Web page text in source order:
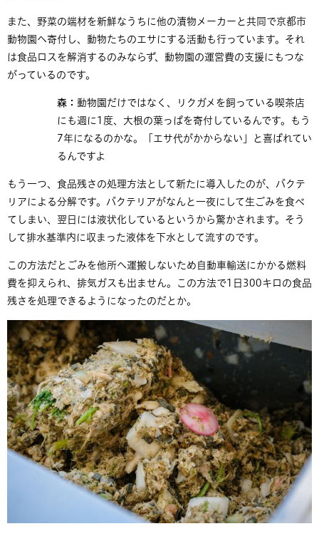
また、野菜の端材を新鮮なうちに他の漬物メーカーと共同で京都市
動物園へ寄付し、動物たちのエサにする活動も行っています。それ
は食品ロスを解消するのみならず、動物園の運営費の支援にもつな
がっているのです。
森： 動物園だけではなく、リクガメを飼っている喫茶店
にも週に1度、大根の葉っぱを寄付しているんです。もう
7年になるのかな。「エサ代がかからない」と喜ばれてい
るんですよ
もう一つ、食品残さの処理方法として新たに導入したのが、バクテ
リアによる分解です。バクテリアがなんと一夜にして生ごみを食べ
てしまい、翌日には液状化しているというから驚かされます。そう
して排水基準内に収まった液体を下水として流すのです。
この方法だとごみを他所へ運搬しないため自動車輸送にかかる燃料
費を抑えられ、排気ガスも出ません。この方法で1日300キロの食品
残さを処理できるようになったのだとか。